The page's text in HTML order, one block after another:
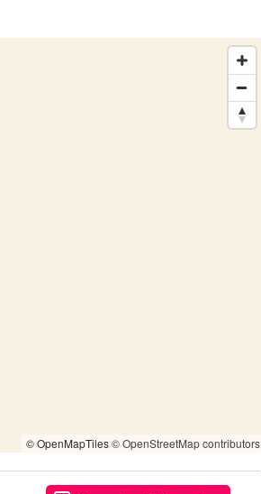
© OpenMapTiles© OpenStreetMap contributors